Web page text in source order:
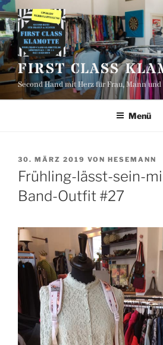
Zum
Inhalt
springen
FIRST CLASS
Second Hand mit Herz für Frau, Mann
Menü
VERÖFFENTLICHT
AM
30. MÄRZ 2019 VON HESEMANN
Frühling-lässt-sein-
Band-Outfit #27